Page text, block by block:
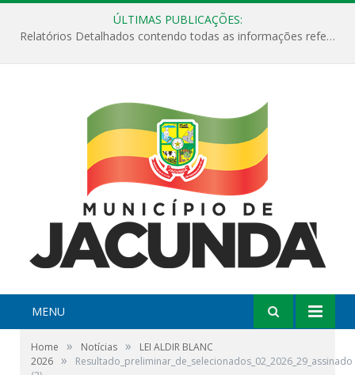
ÚLTIMAS PUBLICAÇÕES:
Relatórios Detalhados contendo todas as informações referentes a execução de recursos destinados ao fomento de projetos culturais no Município de Jacundá entre os anos de 2022 ao presente ano de 2026.
MENU
Home » Notícias »
LEI ALDIR BLANC
2026 »
Resultado_preliminar_de_selecionados_02_2026_29_assinado